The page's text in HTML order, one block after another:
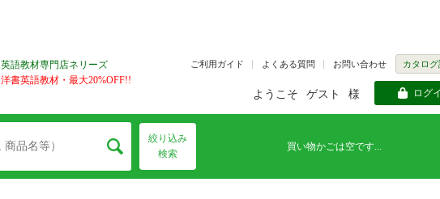
英語教材専門店ネリーズ
洋書英語教材・最大20%OFF!!
ご利用ガイド よくある質問 お問い合わせ カタロ
ようこそ ゲスト 様 ログ
絞り込み
検索
買い物かごは空です...